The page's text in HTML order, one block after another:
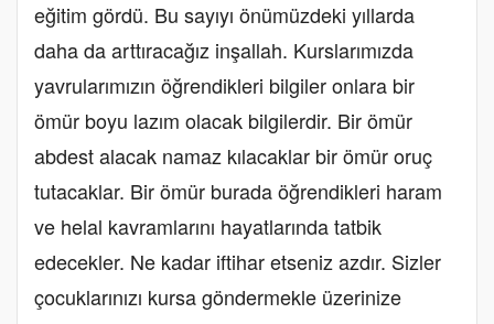
eğitim gördü. Bu sayıyı önümüzdeki yıllarda
daha da arttıracağız inşallah. Kurslarımızda
yavrularımızın öğrendikleri bilgiler onlara bir
ömür boyu lazım olacak bilgilerdir. Bir ömür
abdest alacak namaz kılacaklar bir ömür oruç
tutacaklar. Bir ömür burada öğrendikleri haram
ve helal kavramlarını hayatlarında tatbik
edecekler. Ne kadar iftihar etseniz azdır. Sizler
çocuklarınızı kursa göndermekle üzerinize